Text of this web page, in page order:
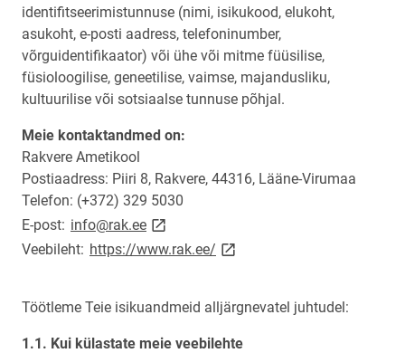
identifitseerimistunnuse (nimi, isikukood, elukoht,
asukoht, e-posti aadress, telefoninumber,
võrguidentifikaator) või ühe või mitme füüsilise,
füsioloogilise, geneetilise, vaimse, majandusliku,
kultuurilise või sotsiaalse tunnuse põhjal.
Meie kontaktandmed on:
Rakvere Ametikool
Postiaadress: Piiri 8, Rakvere, 44316, Lääne-Virumaa
Telefon: (+372) 329 5030
E-post: info@rak.eelink opens on new page
Veebileht: https://www.rak.ee/ link opens on new page
Töötleme Teie isikuandmeid alljärgnevatel juhtudel:
1.1. Kui külastate meie veebilehte